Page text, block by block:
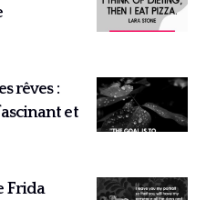
rêves :
et
Frida